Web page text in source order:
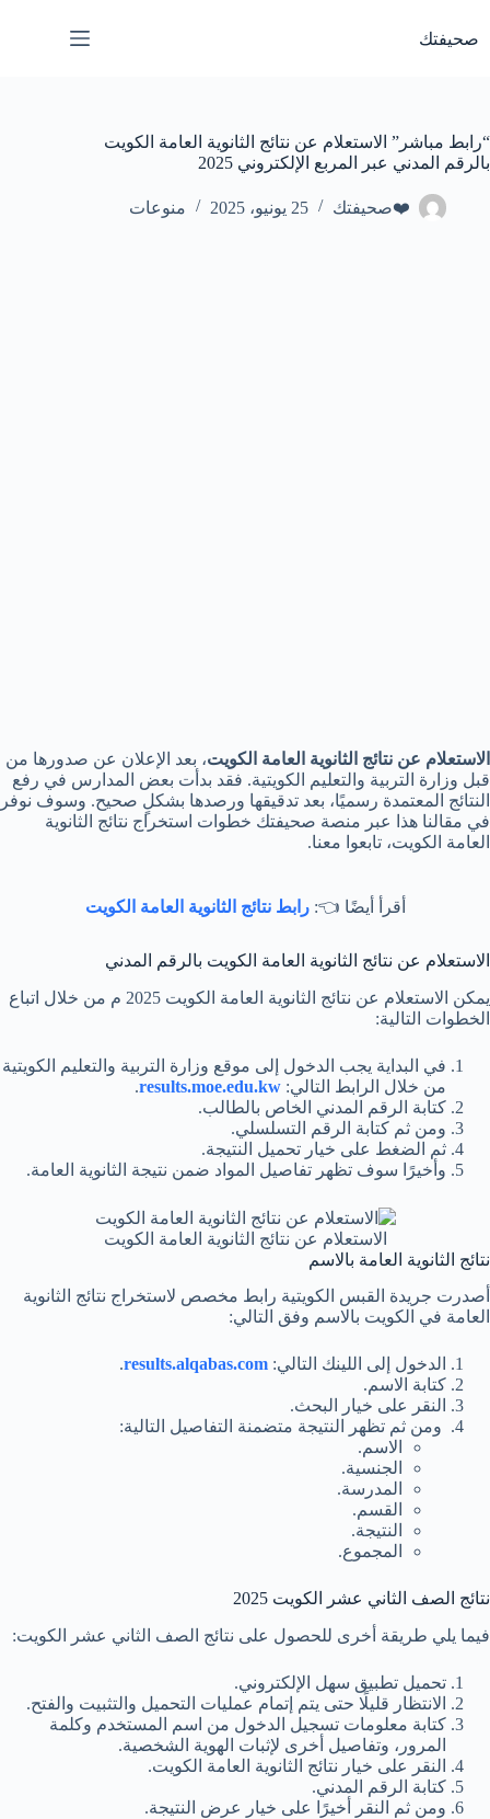
المحتوى
صحيفتك
“رابط مباشر” الاستعلام عن نتائج الثانوية العامة الكويت
بالرقم المدني عبر المربع الإلكتروني 2025
❤️صحيفتك 25 يونيو، 2025 منوعات
الاستعلام عن نتائج الثانوية العامة الكويت، بعد الإعلان عن صدورها من
قبل وزارة التربية والتعليم الكويتية. فقد بدأت بعض المدارس في رفع
النتائج المعتمدة رسميًا، بعد تدقيقها ورصدها بشكلٍ صحيح. وسوف نوفر
في مقالنا هذا عبر منصة صحيفتك خطوات استخراج نتائج الثانوية
العامة الكويت، تابعوا معنا.
أقرأ أيضًا 👈:رابط نتائج الثانوية العامة الكويت
الاستعلام عن نتائج الثانوية العامة الكويت بالرقم المدني
يمكن الاستعلام عن نتائج الثانوية العامة الكويت 2025 م من خلال اتباع
الخطوات التالية:
في البداية يجب الدخول إلى موقع وزارة التربية والتعليم الكويتية
من خلال الرابط التالي: results.moe.edu.kw
.
كتابة الرقم المدني الخاص بالطالب.
ومن ثم كتابة الرقم التسلسلي.
ثم الضغط على خيار تحميل النتيجة.
وأخيرًا سوف تظهر تفاصيل المواد ضمن نتيجة الثانوية العامة.
الاستعلام عن نتائج الثانوية العامة الكويت
نتائج الثانوية العامة بالاسم
أصدرت جريدة القبس الكويتية رابط مخصص لاستخراج نتائج الثانوية
العامة في الكويت بالاسم وفق التالي:
الدخول إلى اللينك التالي: results.alqabas.com
.
كتابة الاسم.
النقر على خيار البحث.
ومن ثم تظهر النتيجة متضمنة التفاصيل التالية:
الاسم.
الجنسية.
المدرسة.
القسم.
النتيجة.
المجموع.
نتائج الصف الثاني عشر الكويت 2025
فيما يلي طريقة أخرى للحصول على نتائج الصف الثاني عشر الكويت:
تحميل تطبيق سهل الإلكتروني.
الانتظار قليلًا حتى يتم إتمام عمليات التحميل والتثبيت والفتح.
كتابة معلومات تسجيل الدخول من اسم المستخدم وكلمة
المرور، وتفاصيل أخرى لإثبات الهوية الشخصية.
النقر على خيار نتائج الثانوية العامة الكويت.
كتابة الرقم المدني.
ومن ثم النقر أخيرًا على خيار عرض النتيجة.